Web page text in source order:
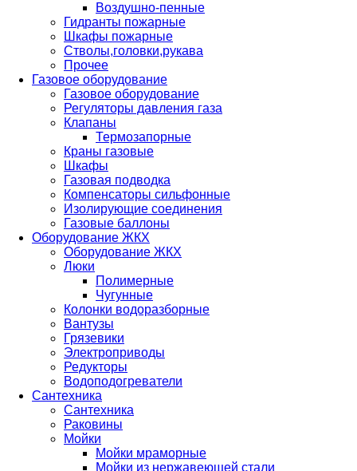
Воздушно-пенные
Гидранты пожарные
Шкафы пожарные
Стволы,головки,рукава
Прочее
Газовое оборудование
Газовое оборудование
Регуляторы давления газа
Клапаны
Термозапорные
Краны газовые
Шкафы
Газовая подводка
Компенсаторы сильфонные
Изолирующие соединения
Газовые баллоны
Оборудование ЖКХ
Оборудование ЖКХ
Люки
Полимерные
Чугунные
Колонки водоразборные
Вантузы
Грязевики
Электроприводы
Редукторы
Водоподогреватели
Сантехника
Сантехника
Раковины
Мойки
Мойки мраморные
Мойки из нержавеющей стали